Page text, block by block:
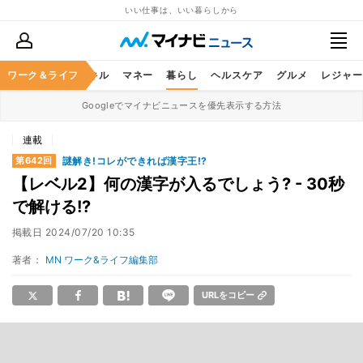
いい仕事は、いい暮らしから
ワーク＆ライフ
ア ビジネススキル マネー 暮らし ヘルスケア グルメ レジャー
Googleでマイナビニュースを優先表示する方法
連載
第642回 謎解き!コレができれば漢字王!?
【レベル2】何の漢字が入るでしょう? - 30秒
で解ける!?
掲載日 2024/07/20 10:35
著者： MN ワーク&ライフ編集部
URLをコピー